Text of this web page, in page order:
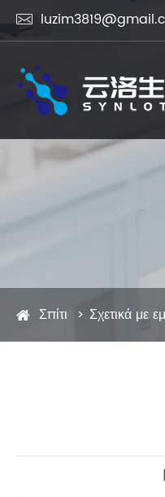

Σπίτι Σχετικά με